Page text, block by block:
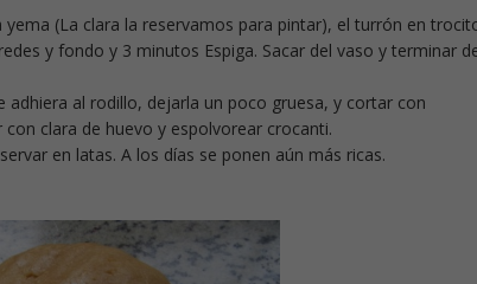
(La clara la reservamos para pintar), el turrón en
y fondo y 3 minutos Espiga. Sacar del vaso y terminar
al rodillo, dejarla un poco gruesa, y cortar con
clara de huevo y espolvorear crocanti.
en latas. A los días se ponen aún más ricas.